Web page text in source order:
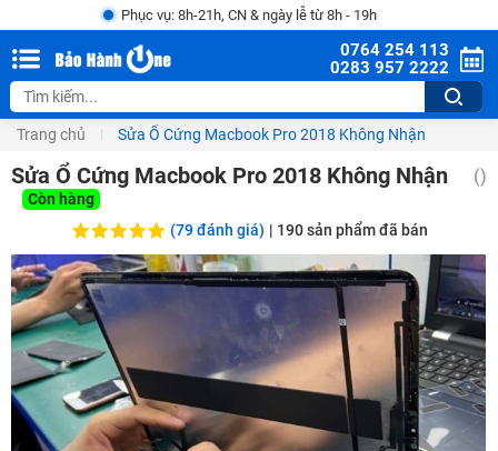
Phục vụ: 8h-21h, CN & ngày lễ từ 8h - 19h
0764 254 113
0283 957 2222
Trang chủ Sửa Ổ Cứng Macbook Pro 2018 Không Nhận
Sửa Ổ Cứng Macbook Pro 2018 Không Nhận ()
Còn hàng
(79 đánh giá) | 190sản phẩm đã bán